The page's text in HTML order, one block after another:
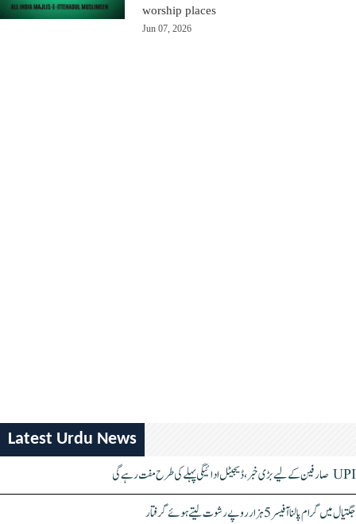
worship places
Jun 07, 2026
Latest Urdu News
UPI صارفین کے لیے بڑی خبر، ڈیجیٹل ادائیگی پہلے کی طرح مفت رہے گی
جگتیال میں گرام پالنا آفیسر 5 ہزار روپے رشوت لیتے ہوئے گرفتار